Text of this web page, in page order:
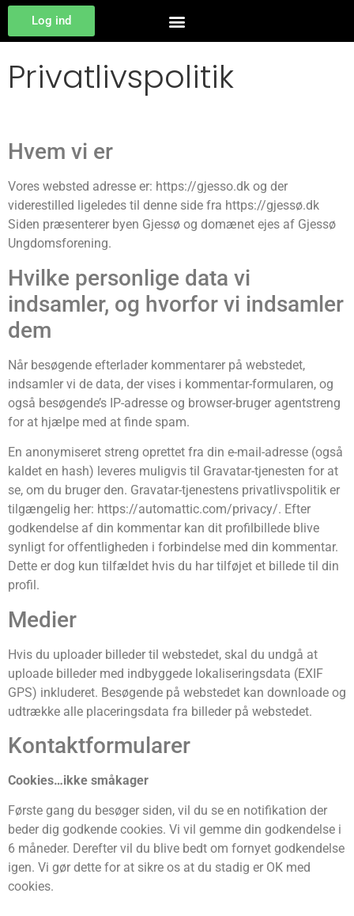
Log ind
Privatlivspolitik
Hvem vi er
Vores websted adresse er: https://gjesso.dk og der
viderestilled ligeledes til denne side fra https://gjessø.dk
Siden præsenterer byen Gjessø og domænet ejes af Gjessø
Ungdomsforening.
Hvilke personlige data vi
indsamler, og hvorfor vi indsamler
dem
Når besøgende efterlader kommentarer på webstedet,
indsamler vi de data, der vises i kommentar-formularen, og
også besøgende’s IP-adresse og browser-bruger agentstreng
for at hjælpe med at finde spam.
En anonymiseret streng oprettet fra din e-mail-adresse (også
kaldet en hash) leveres muligvis til Gravatar-tjenesten for at
se, om du bruger den. Gravatar-tjenestens privatlivspolitik er
tilgængelig her: https://automattic.com/privacy/. Efter
godkendelse af din kommentar kan dit profilbillede blive
synligt for offentligheden i forbindelse med din kommentar.
Dette er dog kun tilfældet hvis du har tilføjet et billede til din
profil.
Medier
Hvis du uploader billeder til webstedet, skal du undgå at
uploade billeder med indbyggede lokaliseringsdata (EXIF
GPS) inkluderet. Besøgende på webstedet kan downloade og
udtrække alle placeringsdata fra billeder på webstedet.
Kontaktformularer
Cookies…ikke småkager
Første gang du besøger siden, vil du se en notifikation der
beder dig godkende cookies. Vi vil gemme din godkendelse i
6 måneder. Derefter vil du blive bedt om fornyet godkendelse
igen. Vi gør dette for at sikre os at du stadig er OK med
cookies.